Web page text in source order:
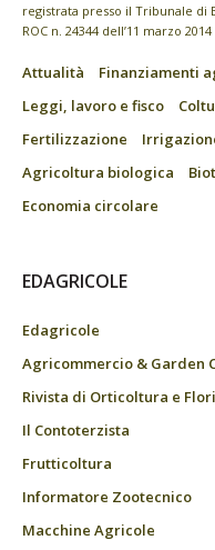
registrata presso il Tribunale di
ROC n. 24344 dell’11 marzo 2014
Attualità Finanziamenti
Leggi, lavoro e fisco
Fertilizzazione
Agricoltura biologica
Economia circolare
EDAGRICOLE
Edagricole
Agricommercio & Garden
Rivista di Orticoltura e
Il Contoterzista
Frutticoltura
Informatore Zootecnico
Macchine Agricole